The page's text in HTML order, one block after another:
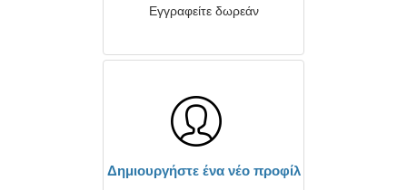
Εγγραφείτε δωρεάν
Δημιουργήστε ένα νέο προφίλ